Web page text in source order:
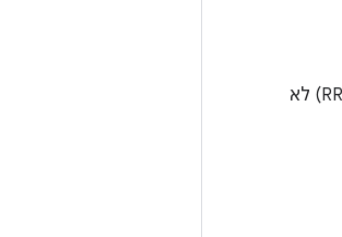
תוכלו להיעזר בתוכן הזה כדי לפתור בעיות שקשורות לכך ששכבת-על של משאבים בסביבת זמן ריצה (RRO) לא